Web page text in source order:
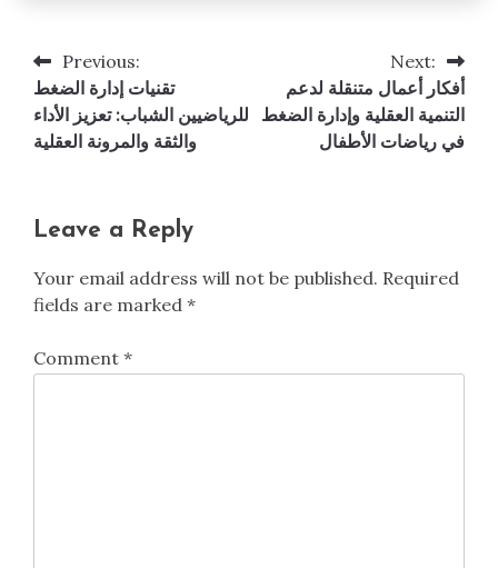
Post
navigation
Previous:
تقنيات إدارة الضغط
للرياضيين الشباب: تعزيز الأداء
والثقة والمرونة العقلية
Next:
أفكار أعمال متنقلة لدعم
التنمية العقلية وإدارة الضغط
في رياضات الأطفال
Leave a Reply
Your email address will not be published. Required
fields are marked *
Comment *